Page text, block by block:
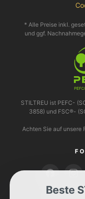
* Alle Preise inkl.
und ggf.
STILTREU ist PEFC-
3858) und FSC®-
Achten Sie auf unsere
Beste